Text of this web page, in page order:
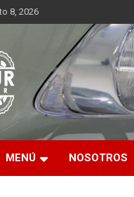
8, 2026
Motor
contenido audiovisual
MENÚ NOSOTROS